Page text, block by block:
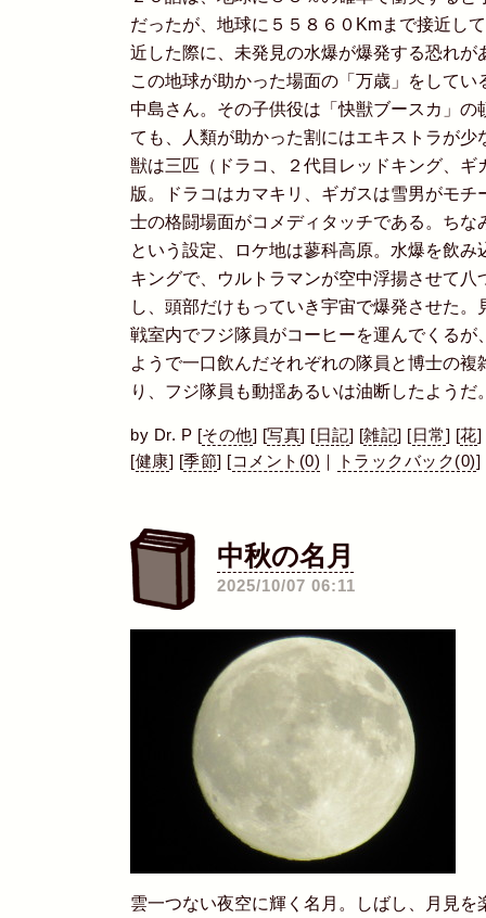
だったが、地球に５５８６０Kmまで接近し
近した際に、未発見の水爆が爆発する恐れが
この地球が助かった場面の「万歳」をしてい
中島さん。その子供役は「快獣ブースカ」の
ても、人類が助かった割にはエキストラが少
獣は三匹（ドラコ、２代目レッドキング、ギ
版。ドラコはカマキリ、ギガスは雪男がモチ
士の格闘場面がコメディタッチである。ちな
という設定、ロケ地は蓼科高原。水爆を飲み
キングで、ウルトラマンが空中浮揚させて八
し、頭部だけもっていき宇宙で爆発させた。
戦室内でフジ隊員がコーヒーを運んでくるが
ようで一口飲んだそれぞれの隊員と博士の複
り、フジ隊員も動揺あるいは油断したようだ
by Dr. P [その他] [写真] [ 日記] [雑記] [ 日常] [花]
[健康] [季節] [コメント(0) トラックバック(0)]
中秋の名月
2025/10/07 06:11
雲一つない夜空に輝く名月。しばし、月見を